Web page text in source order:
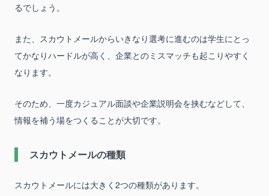
るでしょう。
また、スカウトメールからいきなり選考に進むのは学生にとっ
てかなりハードルが高く、企業とのミスマッチも起こりやすく
なります。
そのため、一度カジュアル面談や企業説明会を挟むなどして、
情報を補う場をつくることが大切です。
スカウトメールの種類
スカウトメールには大きく2つの種類があります。